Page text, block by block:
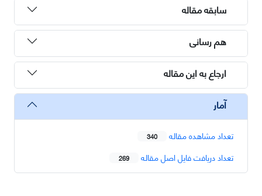
سابقه مقاله
هم رسانی
ارجاع به این مقاله
آمار
تعداد مشاهده مقاله 340
تعداد دریافت فایل اصل مقاله 269